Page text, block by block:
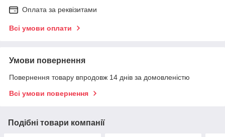
Оплата за реквізитами
Всі умови оплати
Умови повернення
Повернення товару впродовж 14 днів за домовленістю
Всі умови повернення
Подібні товари компанії